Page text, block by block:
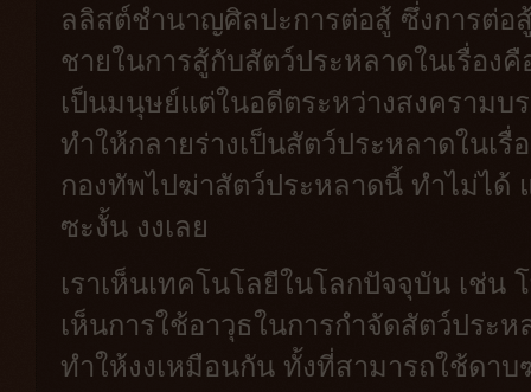
ลลิสต์ชำนาญศิลปะการต่อสู้ ซึ่งการต่
ชายในการสู้กับสัตว์ประหลาดในเรื่อง
เป็นมนุษย์แต่ในอดีตระหว่างสงครามบ
ทำให้กลายร่างเป็นสัตว์ประหลาดในเ
กองทัพไปฆ่าสัตว์ประหลาดนี้ ทำไม่ได้
ซะงั้น งงเลย
เราเห็นเทคโนโลยีในโลกปัจจุบัน เช่น
เห็นการใช้อาวุธในการกำจัดสัตว์ประ
ทำให้งงเหมือนกัน ทั้งที่สามารถใช้ดา